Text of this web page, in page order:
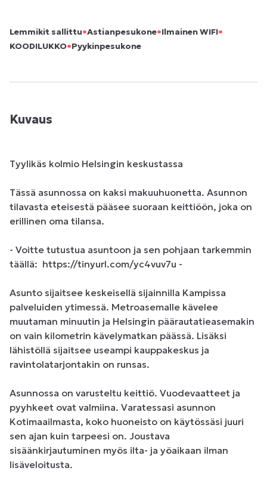
Lemmikit sallittu•Astianpesukone•Ilmainen WIFI•
KOODILUKKO•Pyykinpesukone
Kuvaus
Tyylikäs kolmio Helsingin keskustassa
Tässä asunnossa on kaksi makuuhuonetta. Asunnon
tilavasta eteisestä pääsee suoraan keittiöön, joka on
erillinen oma tilansa.
- Voitte tutustua asuntoon ja sen pohjaan tarkemmin
täällä:  https://tinyurl.com/yc4vuv7u -
Asunto sijaitsee keskeisellä sijainnilla Kampissa
palveluiden ytimessä. Metroasemalle kävelee
muutaman minuutin ja Helsingin päärautatieasemakin
on vain kilometrin kävelymatkan päässä. Lisäksi
lähistöllä sijaitsee useampi kauppakeskus ja
ravintolatarjontakin on runsas.
Asunnossa on varusteltu keittiö. Vuodevaatteet ja
pyyhkeet ovat valmiina. Varatessasi asunnon
Kotimaailmasta, koko huoneisto on käytössäsi juuri
sen ajan kuin tarpeesi on. Joustava
sisäänkirjautuminen myös ilta- ja yöaikaan ilman
lisäveloitusta.